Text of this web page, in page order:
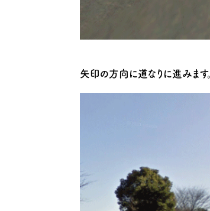
矢印の方向に道なりに進みます。